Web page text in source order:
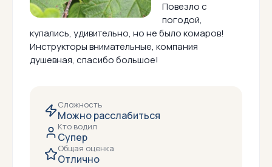
Повезло с
погодой,
купались, удивительно, но не было комаров!
Инструкторы внимательные, компания
душевная, спасибо большое!
Сложность
Можно расслабиться
Кто водил
Супер
Общая оценка
Отлично